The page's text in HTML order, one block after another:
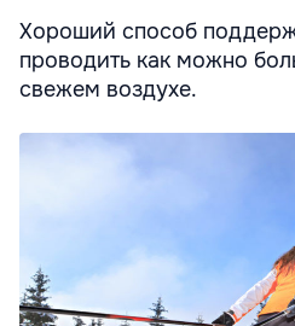
Хороший способ
проводить как можно
свежем воздухе.